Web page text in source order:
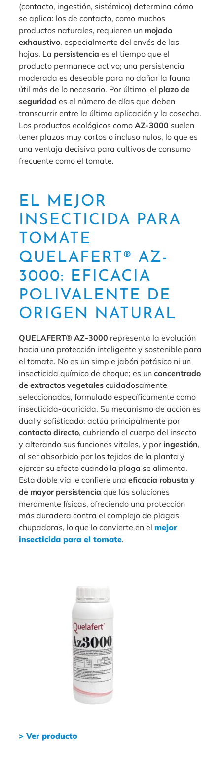
(contacto, ingestión, sistémico) determina cómo
se aplica: los de contacto, como muchos
productos naturales, requieren un mojado
exhaustivo, especialmente del envés de las
hojas. La persistencia es el tiempo que el
producto permanece activo; una persistencia
moderada es deseable para no dañar la fauna
útil más de lo necesario. Por último, el plazo de
seguridad es el número de días que deben
transcurrir entre la última aplicación y la cosecha.
Los productos ecológicos como AZ-3000 suelen
tener plazos muy cortos o incluso nulos, lo que es
una ventaja decisiva para cultivos de consumo
frecuente como el tomate.
EL MEJOR
INSECTICIDA PARA
TOMATE
QUELAFERT® AZ-
3000: EFICACIA
POLIVALENTE DE
ORIGEN NATURAL
QUELAFERT® AZ-3000 representa la evolución
hacia una protección inteligente y sostenible para
el tomate. No es un simple jabón potásico ni un
insecticida químico de choque; es un concentrado
de extractos vegetalescuidadosamente
seleccionados, formulado específicamente como
insecticida-acaricida. Su mecanismo de acción es
dual y sofisticado: actúa principalmente por
contacto directo, cubriendo el cuerpo del insecto
y alterando sus funciones vitales, y por ingestión,
al ser absorbido por los tejidos de la planta y
ejercer su efecto cuando la plaga se alimenta.
Esta doble vía le confiere una eficacia robusta y
de mayor persistencia que las soluciones
meramente físicas, ofreciendo una protección
más duradera contra el complejo de plagas
chupadoras, lo que lo convierte en el mejor
insecticida para el tomate.
> Ver producto